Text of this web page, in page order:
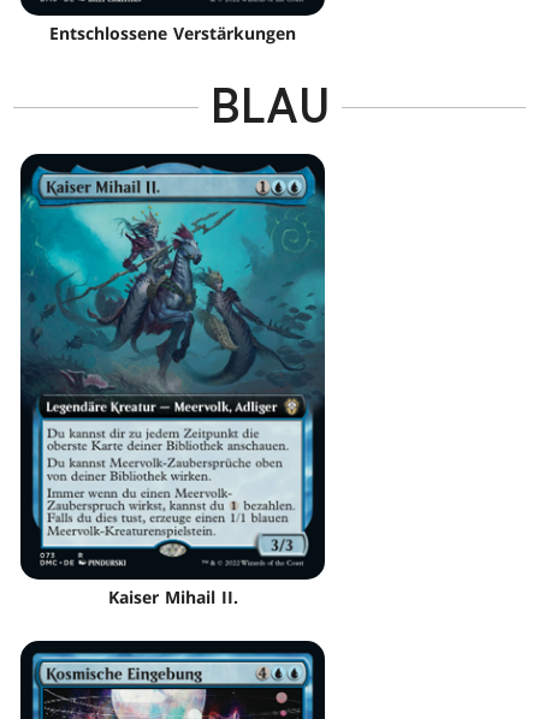
Entschlossene Verstärkungen
BLAU
Kaiser Mihail II.